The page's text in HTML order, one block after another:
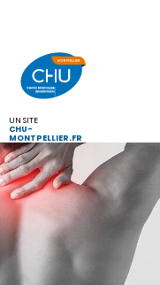
UN SITE
CHU-
MONTPELLIER.FR